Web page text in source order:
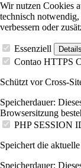
Wir nutzen Cookies
technisch notwendig,
verbessern oder
Essenziell
Contao HTTPS
Schützt vor Cross-
Speicherdauer:
Browsersitzung
PHP SESSION
Speichert die
Speicherdauer: